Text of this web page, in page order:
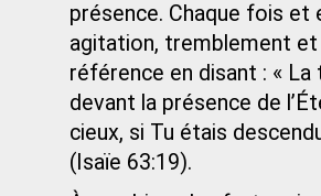
présence. Chaque fois et
agitation, tremblement
référence en disant : «
devant la présence de
cieux, si Tu étais
(Isaïe 63:19).